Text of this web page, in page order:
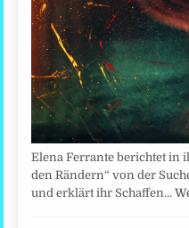
Elena Ferrante berichtet in
den Rändern“ von der
und erklärt ihr Schaffen…